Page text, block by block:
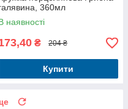
360мл
наявності
₴ 204 ₴
Купити